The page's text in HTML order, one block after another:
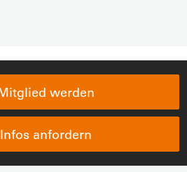
werden
anfordern